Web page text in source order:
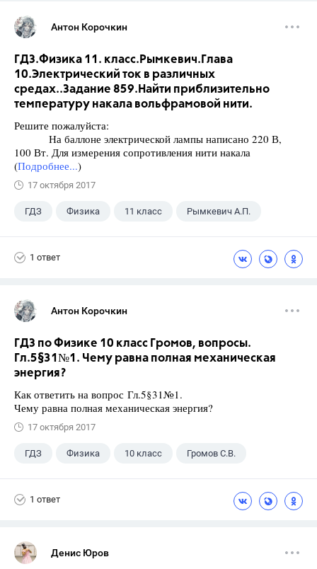
Антон Корочкин
ГДЗ.Физика 11. класс.Рымкевич.Глава
10.Электрический ток в различных
средах..Задание 859.Найти приблизительно
температуру накала вольфрамовой нити.
Решите пожалуйста:
На баллоне электрической лампы написано 220 В,
100 Вт. Для измерения сопротивления нити накала
(Подробнее...)
17 октября 2017
ГДЗ Физика 11 класс Рымкевич А.П.
1 ответ
Антон Корочкин
ГДЗ по Физике 10 класс Громов, вопросы.
Гл.5§31№1. Чему равна полная механическая
энергия?
Как ответить на вопрос Гл.5§31№1.
Чему равна полная механическая энергия?
17 октября 2017
ГДЗ Физика 10 класс Громов С.В.
1 ответ
Денис Юров